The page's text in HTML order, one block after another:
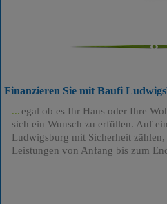
Finanzieren Sie mit Baufi
egal ob es Ihr Haus oder Ihre
sich ein Wunsch zu erfüllen. Auf
Ludwigsburg mit Sicherheit zählen,
Leistungen von Anfang bis zum